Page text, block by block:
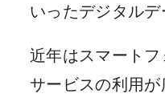
いったデジタルデ
近年はスマート
サービスの利用